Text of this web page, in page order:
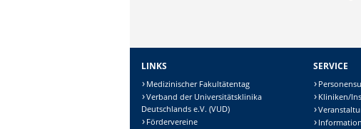
Sicherheitsabfrage:
LINKS
Medizinischer Fakultätentag
Verband der Universitätsklinika
Deutschlands e.V. (VUD)
Fördervereine
SERVICE
Kliniken/